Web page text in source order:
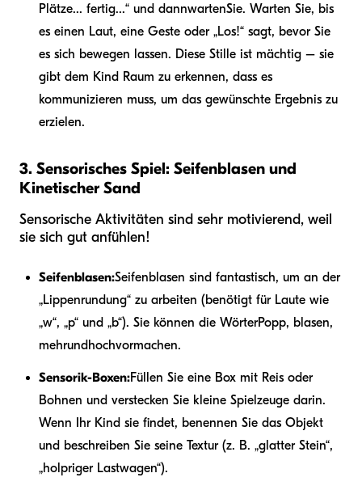
Plätze... fertig...“ und dannwartenSie. Warten Sie, bis
es einen Laut, eine Geste oder „Los!“ sagt, bevor Sie
es sich bewegen lassen. Diese Stille ist mächtig – sie
gibt dem Kind Raum zu erkennen, dass es
kommunizieren muss, um das gewünschte Ergebnis zu
erzielen.
3. Sensorisches Spiel: Seifenblasen und
Kinetischer Sand
Sensorische Aktivitäten sind sehr motivierend, weil
sie sich gut anfühlen!
Seifenblasen:Seifenblasen sind fantastisch, um an der
„Lippenrundung“ zu arbeiten (benötigt für Laute wie
„w“, „p“ und „b“). Sie können die WörterPopp, blasen,
mehrund hochvormachen.
Sensorik-Boxen:Füllen Sie eine Box mit Reis oder
Bohnen und verstecken Sie kleine Spielzeuge darin.
Wenn Ihr Kind sie findet, benennen Sie das Objekt
und beschreiben Sie seine Textur (z. B. „glatter Stein“,
„holpriger Lastwagen“).